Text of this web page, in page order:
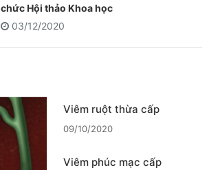
chức Hội thảo Khoa học
03/12/2020
Viêm ruột thừa cấp
09/10/2020
Viêm phúc mạc cấp